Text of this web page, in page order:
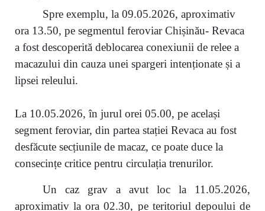
Spre exemplu, la 09.05.2026, aproximativ
ora 13.50, pe segmentul feroviar Chișinău- Revaca
a fost descoperită deblocarea conexiunii de relee a
macazului din cauza unei spargeri intenționate și a
lipsei releului.
La 10.05.2026, în jurul orei 05.00, pe același
segment feroviar, din partea stației Revaca au fost
desfăcute secțiunile de macaz, ce poate duce la
consecințe critice pentru circulația trenurilor.
Un caz grav a avut loc la 11.05.2026,
aproximativ la ora 02.30, pe teritoriul depoului de